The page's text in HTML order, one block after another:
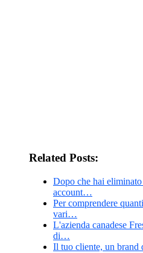
Related Posts:
Dopo che hai
account…
Per comprendere
vari…
L'azienda canadese
di…
Il tuo cliente, un